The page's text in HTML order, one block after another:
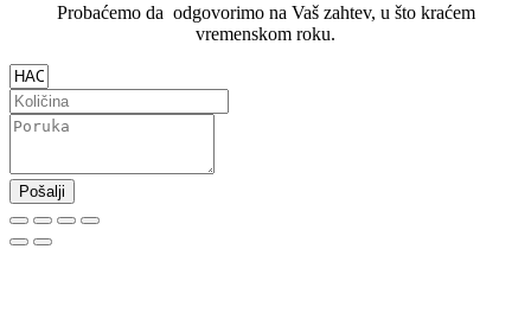
Probaćemo da odgovorimo na Vaš zahtev, u što kraćem
vremenskom roku.
Pošalji